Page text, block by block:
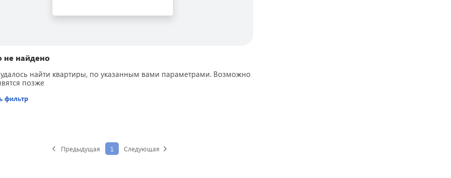
не найдено
найти квартиры, по указанным вами параметрами. Возможно
позже
фильтр
Предыдущая 1 Следующая